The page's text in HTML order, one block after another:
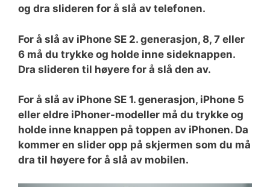
og dra slideren for å slå av telefonen.
For å slå av iPhone SE 2. generasjon, 8, 7 eller
6 må du trykke og holde inne sideknappen.
Dra slideren til høyere for å slå den av.
For å slå av iPhone SE 1. generasjon, iPhone 5
eller eldre iPhoner-modeller må du trykke og
holde inne knappen på toppen av iPhonen. Da
kommer en slider opp på skjermen som du må
dra til høyere for å slå av mobilen.